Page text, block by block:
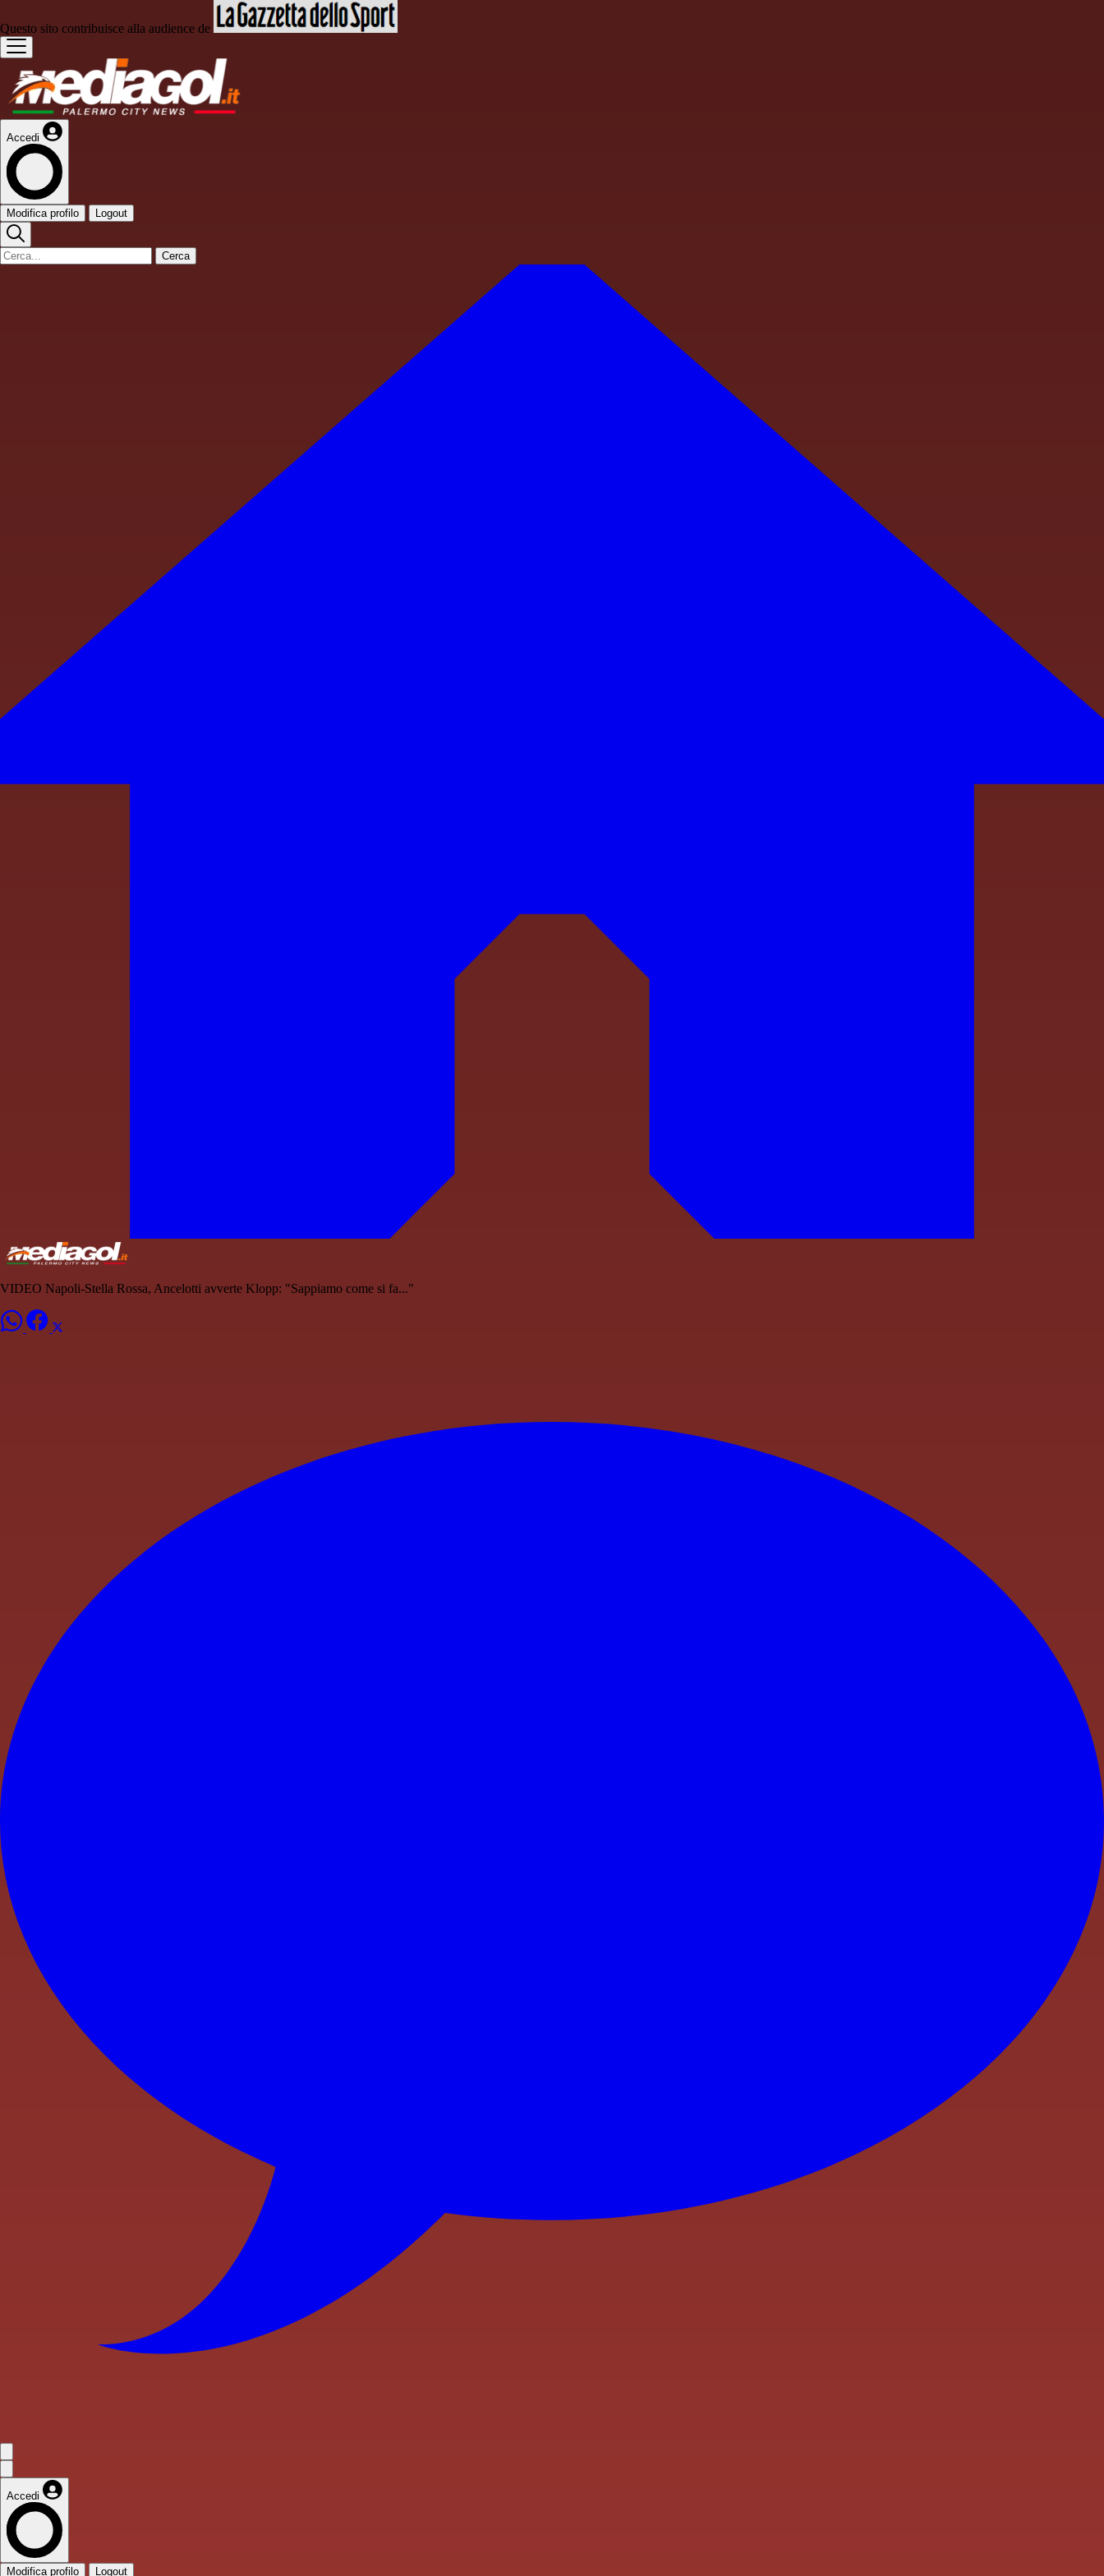
Questo sito contribuisce alla audience de
Accedi
Modifica profilo Logout
Cerca
VIDEO Napoli-Stella Rossa, Ancelotti avverte Klopp: "Sappiamo come si fa..."
Accedi
Modifica profilo Logout